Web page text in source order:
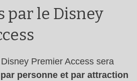
par le Disney
Premier Access sera
personne et par attraction